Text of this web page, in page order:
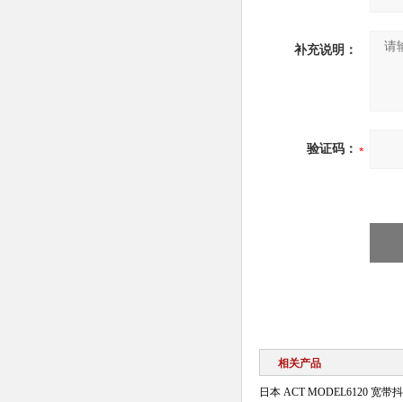
补充说明：
验证码：
相关产品
日本 ACT MODEL6120 宽带